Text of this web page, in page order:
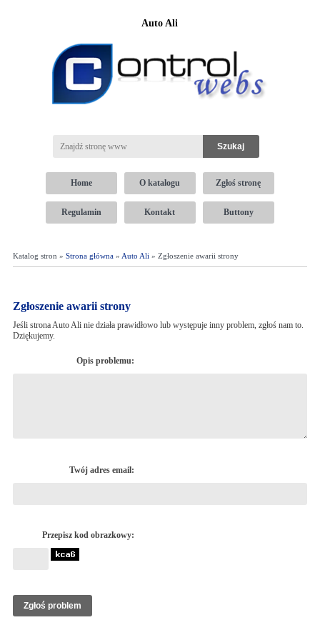
Auto Ali
Home O katalogu Zgłoś stronę
Regulamin Kontakt Buttony
Katalog stron » Strona główna» Auto Ali » Zgłoszenie awarii strony
Zgłoszenie awarii strony
Jeśli strona Auto Ali nie działa prawidłowo lub występuje inny problem, zgłoś nam to.
Dziękujemy.
Opis problemu:
Twój adres email:
Przepisz kod obrazkowy: